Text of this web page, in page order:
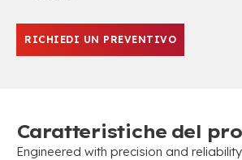
RICHIEDI UN PREVENTIVO
Caratteristiche del
Engineered with precision and